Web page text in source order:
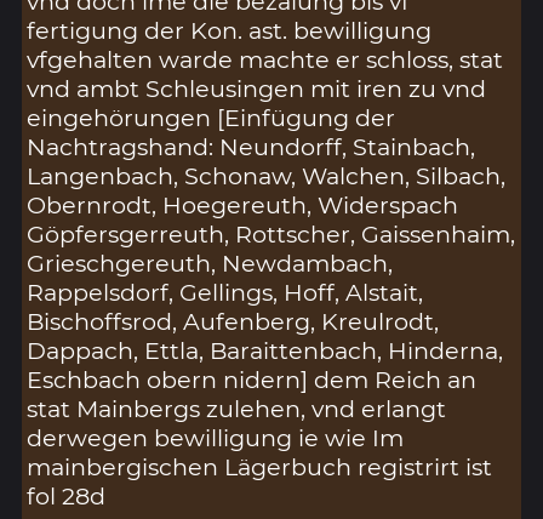
fertigung der Kon. ast. bewilligung
vfgehalten warde machte er schloss, stat
vnd ambt Schleusingen mit iren zu vnd
eingehörungen [Einfügung der
Nachtragshand: Neundorff, Stainbach,
Langenbach, Schonaw, Walchen, Silbach,
Obernrodt, Hoegereuth, Widerspach
Göpfersgerreuth, Rottscher, Gaissenhaim,
Grieschgereuth, Newdambach,
Rappelsdorf, Gellings, Hoff, Alstait,
Bischoffsrod, Aufenberg, Kreulrodt,
Dappach, Ettla, Baraittenbach, Hinderna,
Eschbach obern nidern] dem Reich an
stat Mainbergs zulehen, vnd erlangt
derwegen bewilligung ie wie Im
mainbergischen Lägerbuch registrirt ist
fol 28d